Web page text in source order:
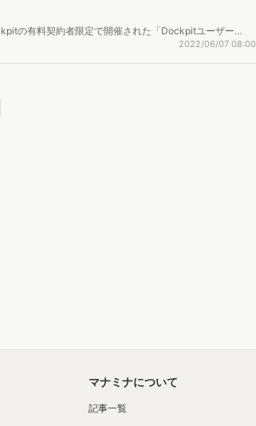
の有料契約者限定で開催された「Dockpitユーザー
迎え、ツールの導入に至った背景や活用方法、活用メリ
2022/06/07 08:00
マナミナについて
記事一覧